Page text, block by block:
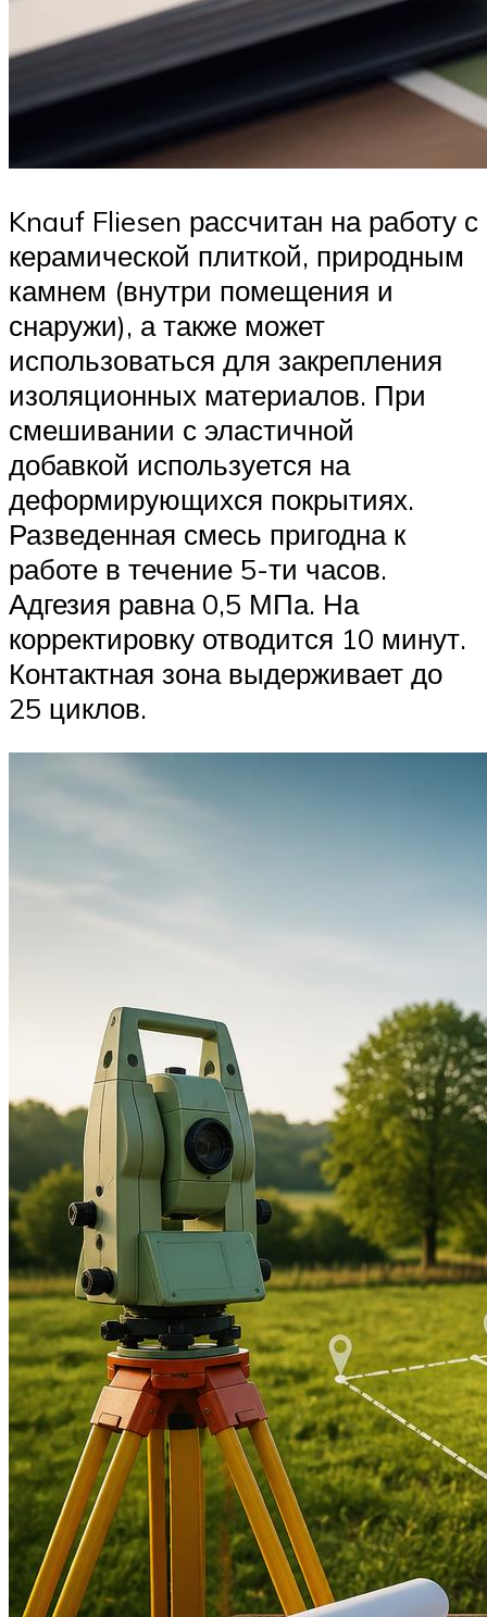
Knauf Fliesen рассчитан на работу с
керамической плиткой, природным
камнем (внутри помещения и
снаружи), а также может
использоваться для закрепления
изоляционных материалов. При
смешивании с эластичной
добавкой используется на
деформирующихся покрытиях.
Разведенная смесь пригодна к
работе в течение 5-ти часов.
Адгезия равна 0,5 МПа. На
корректировку отводится 10 минут.
Контактная зона выдерживает до
25 циклов.